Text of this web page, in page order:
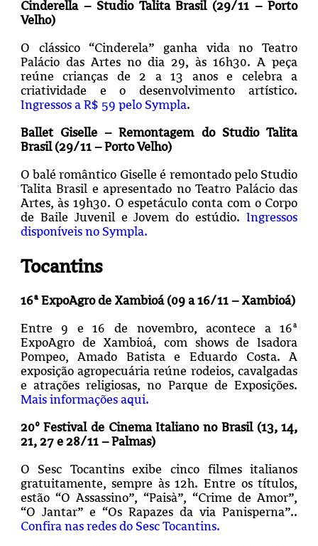
Cinderella – Studio Talita Brasil (29/11 – Porto
Velho)
O clássico “Cinderela” ganha vida no Teatro
Palácio das Artes no dia 29, às 16h30. A peça
reúne crianças de 2 a 13 anos e celebra a
criatividade e o desenvolvimento artístico.
Ingressos a R$ 59 pelo Sympla.
Ballet Giselle – Remontagem do Studio Talita
Brasil (29/11 – Porto Velho)
O balé romântico Giselle é remontado pelo Studio
Talita Brasil e apresentado no Teatro Palácio das
Artes, às 19h30. O espetáculo conta com o Corpo
de Baile Juvenil e Jovem do estúdio.Ingressos
disponíveis no Sympla.
Tocantins
16ª ExpoAgro de Xambioá (09 a 16/11 – Xambioá)
Entre 9 e 16 de novembro, acontece a 16ª
ExpoAgro de Xambioá, com shows de Isadora
Pompeo, Amado Batista e Eduardo Costa. A
exposição agropecuária reúne rodeios, cavalgadas
e atrações religiosas, no Parque de Exposições.
Mais informações aqui.
20º Festival de Cinema Italiano no Brasil (13, 14,
21, 27 e 28/11 – Palmas)
O Sesc Tocantins exibe cinco filmes italianos
gratuitamente, sempre às 12h. Entre os títulos,
estão “O Assassino”, “Paisà”, “Crime de Amor”,
“O Jantar” e “Os Rapazes da via Panisperna”..
Confira nas redes do Sesc Tocantins.